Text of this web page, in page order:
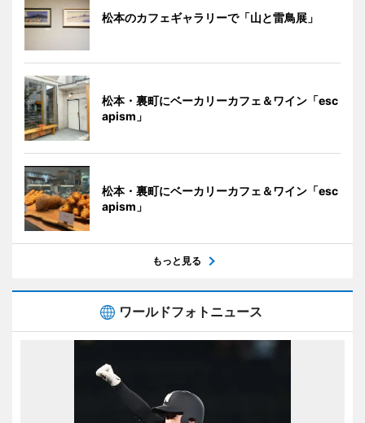
松本のカフェギャラリーで「山と雷鳥展」
松本・裏町にベーカリーカフェ＆ワイン「esc
apism」
松本・裏町にベーカリーカフェ＆ワイン「esc
apism」
もっと見る
ワールドフォトニュース